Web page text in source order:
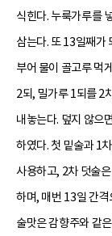
식힌다. 누룩가루를
삼는다. 또 13일째가
부어 물이 골고루 먹
2되, 밀가루 1되를 2
내놓는다. 덮지 않으
하였다. 첫 밑술과 1
사용하고, 2차 덧술
하며, 매번 13일 간격
술맛은 감향주와 같